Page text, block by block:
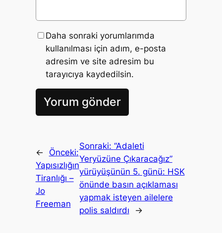
Daha sonraki yorumlarımda
kullanılması için adım, e-posta
adresim ve site adresim bu
tarayıcıya kaydedilsin.
←
Önceki:
Yapısızlığın
Tiranlığı –
Jo
Freeman
Sonraki: “Adaleti
Yeryüzüne Çıkaracağız”
yürüyüşünün 5. günü: HSK
önünde basın açıklaması
yapmak isteyen ailelere
polis saldırdı
→